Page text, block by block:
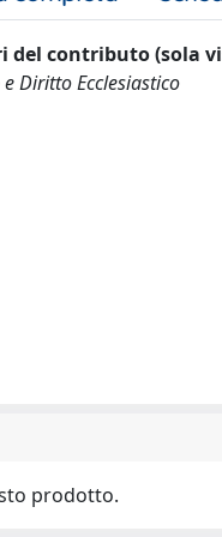
contributo (sola
Diritto Ecclesiastico
prodotto.